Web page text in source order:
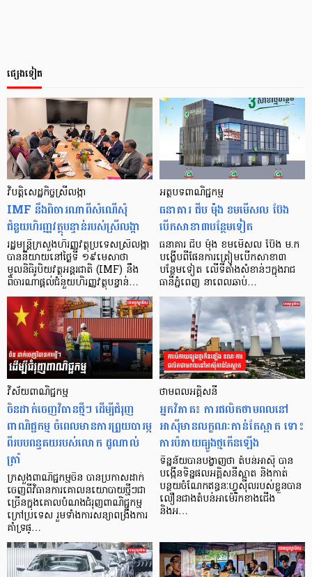
ផ្សេងទៀត
វិបត្តិសេដ្ឋកិច្ចស្រីលង្កា
IMF នឹងពិចារណាពីសំណើសុំ
ជំនួយហិរញ្ញវត្ថុបន្ទាន់របស់ស្រីលង្កា
រដ្ឋមន្ត្រីក្រសួងហិរញ្ញវត្ថុប្រទេសស្រីលង្កា
បាននិយាយនៅថ្ងៃទី ១៩មេសាថា
មូលនិធិរូបិយវត្ថុអន្តរជាតិ (IMF) នឹង
ពិចារណាផ្តល់ជំនួយហិរញ្ញវត្ថុបន្ទាន់…
អត្ថបទ​ពាណិជ្ជកម្ម
ធនាគារ ជីប ម៉ុង ខមមើសល ប៊ែង
បើក​សាខា​៣​បន្ថែម​ទៀត
ធនាគារ ជីប ម៉ុង ខមមើសល ប៊ែង ម.ក
បង្ហើប​ពី​ផែនការ​ត្រៀម​បើក​សាខា​៣​
បន្ថែម​ទៀត លើ​ទីតាំង​សំខាន់ៗ​ក្នុង​រាជ​
ធានី​ភ្នំពេញ នា​ពេល​ឆាប់…
វិស័យពាណិជ្ជកម្ម
ចិនដាក់ចេញវិធានថ្មីៗ ដើម្បីជំរុញ
ពាណិជ្ជកម្ម ចំពេលមានការព្រួយបារម្ភ
ពីរបបពន្ធគយរបស់លោក ដូណាល់
ត្រាំ
ក្រសួងពាណិជ្ជកម្មចិន បានប្រកាសដាក់
ចេញពីវិធានការគោលនយោបាយថ្មីៗជា
ច្រើនក្នុងគោលបំណងជំរុញពាណិជ្ជកម្ម
ក្រៅប្រទេស រួមទាំងការសន្យាពង្រឹងការ
គាំទ្រផ្…
ថាមពលអគ្គិសនី
អ្នកវិភាគ៖ ការផលិតថាមពលនៅ
អាស៊ីមានលក្ខណៈកាន់តែស្អាត ទោះ
ការបំភាយធ្យូងថ្មកើនឡើង
ទិន្នន័យបានបង្ហាញថា តំបន់អាស៊ី បាន
បង្កើនទិន្នផលអគ្គិសនីស្អាត និងកាត់
បន្ថយចំណែកឥន្ធនៈហ្វូស៊ីលរបស់ខ្លួនបាន
លឿនជាងតំបន់អាម៉េរិកខាងជើង
និងអ…